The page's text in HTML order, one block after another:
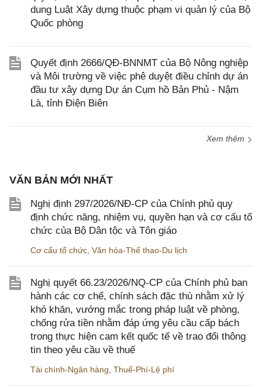
dung Luật Xây dựng thuộc phạm vi quản lý của Bộ
Quốc phòng
Quyết định 2666/QĐ-BNNMT của Bộ Nông nghiệp
và Môi trường về việc phê duyệt điều chỉnh dự án
đầu tư xây dựng Dự án Cụm hồ Bản Phủ - Nậm
Là, tỉnh Điện Biên
Xem thêm
VĂN BẢN MỚI NHẤT
Nghị định 297/2026/NĐ-CP của Chính phủ quy
định chức năng, nhiệm vụ, quyền hạn và cơ cấu tổ
chức của Bộ Dân tộc và Tôn giáo
Cơ cấu tổ chức, Văn hóa-Thể thao-Du lịch
Nghị quyết 66.23/2026/NQ-CP của Chính phủ ban
hành các cơ chế, chính sách đặc thù nhằm xử lý
khó khăn, vướng mắc trong pháp luật về phòng,
chống rửa tiền nhằm đáp ứng yêu cầu cấp bách
trong thực hiện cam kết quốc tế về trao đổi thông
tin theo yêu cầu về thuế
Tài chính-Ngân hàng, Thuế-Phí-Lệ phí